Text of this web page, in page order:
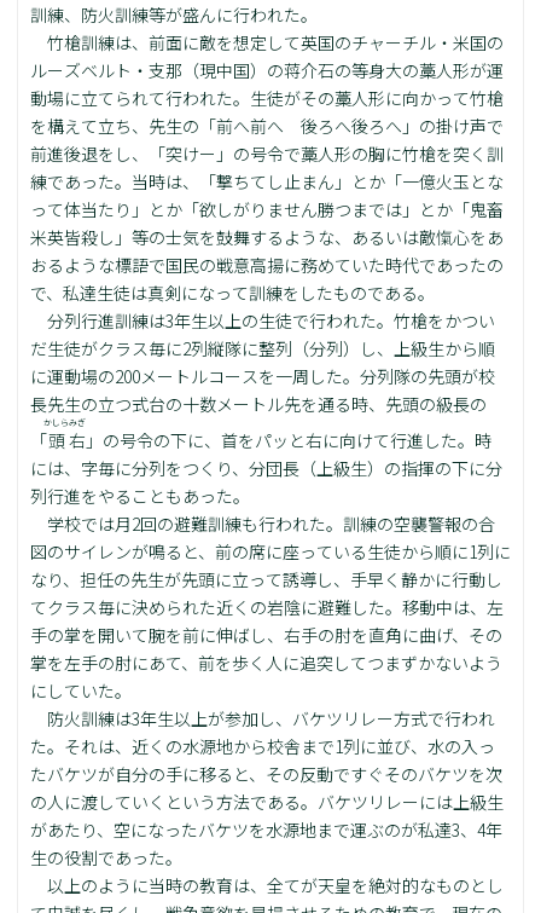
訓練、防火訓練等が盛んに行われた。
竹槍訓練は、前面に敵を想定して英国のチャーチル・米国の
ルーズベルト・支那（現中国）の蒋介石の等身大の藁人形が運
動場に立てられて行われた。生徒がその藁人形に向かって竹槍
を構えて立ち、先生の「前へ前へ 後ろへ後ろへ」の掛け声で
前進後退をし、「突けー」の号令で藁人形の胸に竹槍を突く訓
練であった。当時は、「撃ちてし止まん」とか「一億火玉とな
って体当たり」とか「欲しがりません勝つまでは」とか「鬼畜
米英皆殺し」等の士気を鼓舞するような、あるいは敵愾心をあ
おるような標語で国民の戦意高揚に務めていた時代であったの
で、私達生徒は真剣になって訓練をしたものである。
分列行進訓練は3年生以上の生徒で行われた。竹槍をかつい
だ生徒がクラス毎に2列縦隊に整列（分列）し、上級生から順
に運動場の200メートルコースを一周した。分列隊の先頭が校
長先生の立つ式台の十数メートル先を通る時、先頭の級長の
「頭
かしら
右
みぎ
」の号令の下に、首をパッと右に向けて行進した。時
には、字毎に分列をつくり、分団長（上級生）の指揮の下に分
列行進をやることもあった。
学校では月2回の避難訓練も行われた。訓練の空襲警報の合
図のサイレンが鳴ると、前の席に座っている生徒から順に1列に
なり、担任の先生が先頭に立って誘導し、手早く静かに行動し
てクラス毎に決められた近くの岩陰に避難した。移動中は、左
手の掌を開いて腕を前に伸ばし、右手の肘を直角に曲げ、その
掌を左手の肘にあて、前を歩く人に追突してつまずかないよう
にしていた。
防火訓練は3年生以上が参加し、バケツリレー方式で行われ
た。それは、近くの水源地から校舎まで1列に並び、水の入っ
たバケツが自分の手に移ると、その反動ですぐそのバケツを次
の人に渡していくという方法である。バケツリレーには上級生
があたり、空になったバケツを水源地まで運ぶのが私達3、4年
生の役割であった。
以上のように当時の教育は、全てが天皇を絶対的なものとし